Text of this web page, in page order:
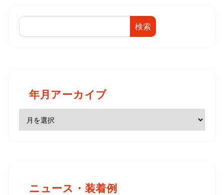
検索
年月アーカイブ
ニュース・装着例